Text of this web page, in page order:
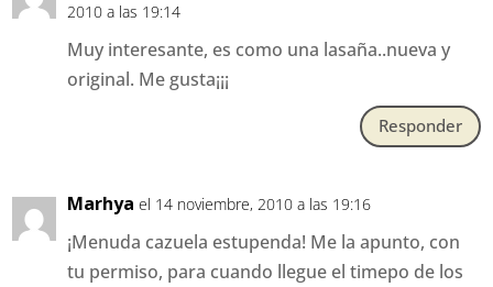
2010 a las 19:14
Muy interesante, es como una lasaña..nueva y
original. Me gusta¡¡¡
Responder
Marhya el 14 noviembre, 2010 a las 19:16
¡Menuda cazuela estupenda! Me la apunto, con
tu permiso, para cuando llegue el timepo de los